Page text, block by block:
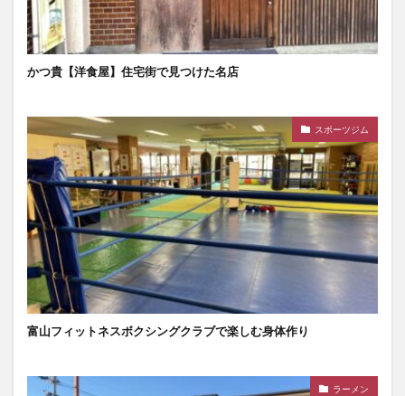
かつ貴【洋食屋】住宅街で見つけた名店
スポーツジム
富山フィットネスボクシングクラブで楽しむ身体作り
ラーメン